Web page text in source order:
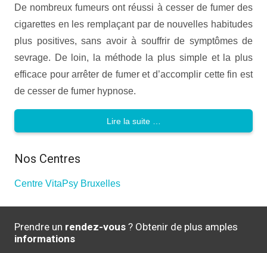
De nombreux fumeurs ont réussi à cesser de fumer des
cigarettes en les remplaçant par de nouvelles habitudes
plus positives, sans avoir à souffrir de symptômes de
sevrage. De loin, la méthode la plus simple et la plus
efficace pour arrêter de fumer et d’accomplir cette fin est
de cesser de fumer hypnose.
Lire la suite …
Nos Centres
Centre VitaPsy Bruxelles
Prendre un rendez-vous ? Obtenir de plus amples
informations